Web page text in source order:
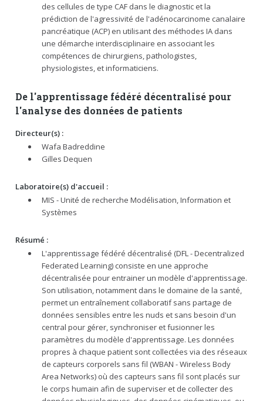
des cellules de type CAF dans le diagnostic et la
prédiction de l'agressivité de l'adénocarcinome canalaire
pancréatique (ACP) en utilisant des méthodes IA dans
une démarche interdisciplinaire en associant les
compétences de chirurgiens, pathologistes,
physiologistes, et informaticiens.
De l'apprentissage fédéré décentralisé pour
l'analyse des données de patients
Directeur(s) :
Wafa Badreddine
Gilles Dequen
Laboratoire(s) d'accueil :
MIS - Unité de recherche Modélisation, Information et
Systèmes
Résumé :
L'apprentissage fédéré décentralisé (DFL - Decentralized
Federated Learning) consiste en une approche
décentralisée pour entrainer un modèle d'apprentissage.
Son utilisation, notamment dans le domaine de la santé,
permet un entraînement collaboratif sans partage de
données sensibles entre les nuds et sans besoin d'un
central pour gérer, synchroniser et fusionner les
paramètres du modèle d'apprentissage. Les données
propres à chaque patient sont collectées via des réseaux
de capteurs corporels sans fil (WBAN - Wireless Body
Area Networks) où des capteurs sans fil sont placés sur
le corps humain afin de superviser et de collecter des